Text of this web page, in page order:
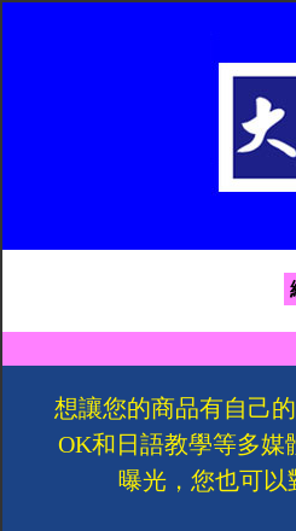
想讓您的商品有自己
OK和日語教學等多媒
曝光，您也可以